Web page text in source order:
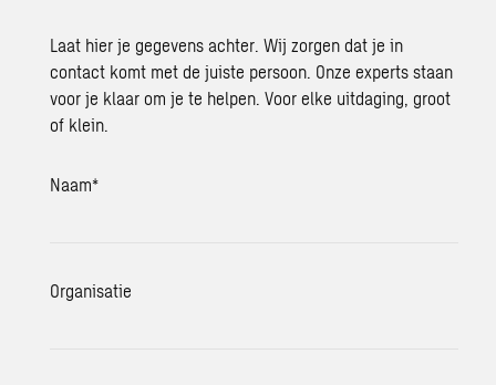
Laat hier je gegevens achter. Wij zorgen dat je in
contact komt met de juiste persoon. Onze experts staan
voor je klaar om je te helpen. Voor elke uitdaging, groot
of klein.
Naam*
Organisatie